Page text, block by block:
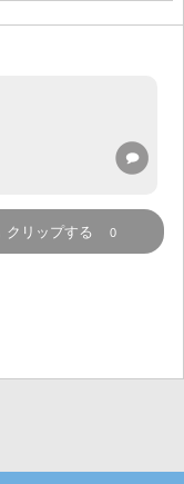
クリップする 0